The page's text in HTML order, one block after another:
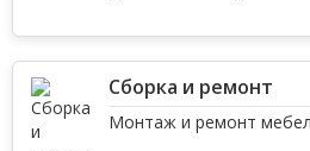
Сборка и ремонт
Монтаж и ремонт